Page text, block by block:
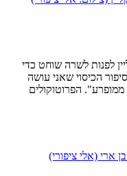
לפנות לשרה שוחט כדי
הכיסוי שאני עושה
הפרוטוקולים